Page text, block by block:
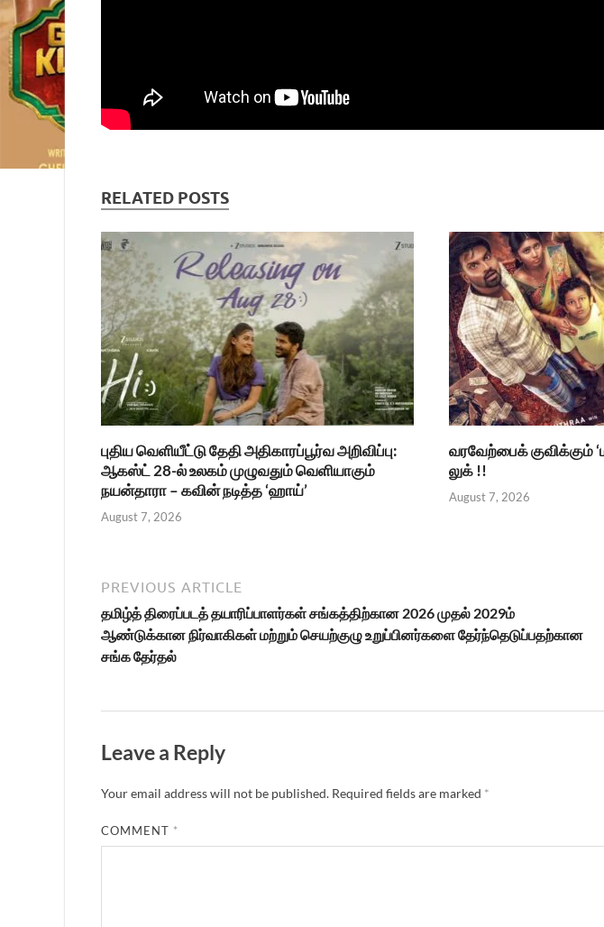
RELATED POSTS
புதிய வெளியீட்டு தேதி அதிகாரப்பூர்வ அறிவிப்பு:
ஆகஸ்ட் 28-ல் உலகம் முழுவதும் வெளியாகும்
நயன்தாரா – கவின் நடித்த ‘ஹாய்’
August 7, 2026
வரவேற்பைக் குவிக்கும்
லுக் !!
August 7, 2026
PREVIOUS ARTICLE
தமிழ்த் திரைப்படத் தயாரிப்பாளர்கள் சங்கத்திற்கான 2026 முதல் 2029ம்
ஆண்டுக்கான நிர்வாகிகள் மற்றும் செயற்குழு உறுப்பினர்களை தேர்ந்தெடுப்பதற்கான
சங்க தேர்தல்
Leave a Reply
Your email address will not be published. Required fields are marked *
COMMENT *